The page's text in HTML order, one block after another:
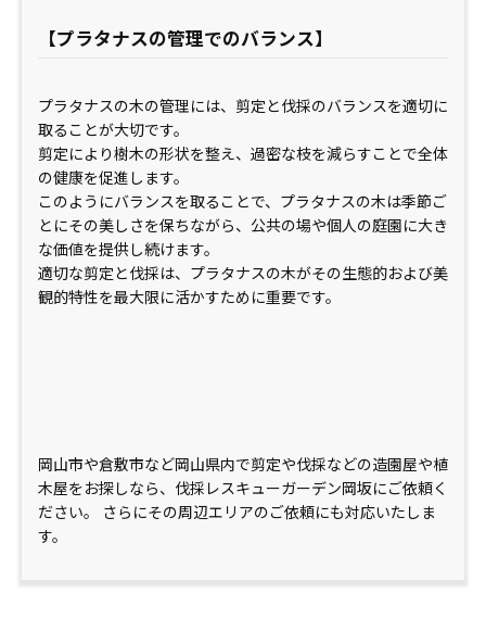
【プラタナスの管理でのバランス】
プラタナスの木の管理には、剪定と伐採のバランスを適切に
取ることが大切です。
剪定により樹木の形状を整え、過密な枝を減らすことで全体
の健康を促進します。
このようにバランスを取ることで、プラタナスの木は季節ご
とにその美しさを保ちながら、公共の場や個人の庭園に大き
な価値を提供し続けます。
適切な剪定と伐採は、プラタナスの木がその生態的および美
観的特性を最大限に活かすために重要です。
岡山市や倉敷市など岡山県内で剪定や伐採などの造園屋や植
木屋をお探しなら、伐採レスキューガーデン岡坂にご依頼く
ださい。 さらにその周辺エリアのご依頼にも対応いたしま
す。